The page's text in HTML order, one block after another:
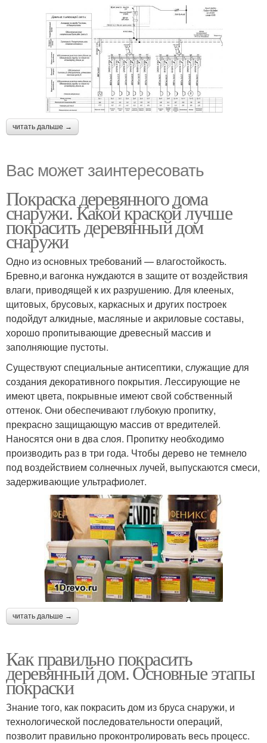
читать дальше →
Вас может заинтересовать
Покраска деревянного дома
снаружи. Какой краской лучше
покрасить деревянный дом
снаружи
Одно из основных требований — влагостойкость.
Бревно,и вагонка нуждаются в защите от воздействия
влаги, приводящей к их разрушению. Для клееных,
щитовых, брусовых, каркасных и других построек
подойдут алкидные, масляные и акриловые составы,
хорошо пропитывающие древесный массив и
заполняющие пустоты.
Существуют специальные антисептики, служащие для
создания декоративного покрытия. Лессирующие не
имеют цвета, покрывные имеют свой собственный
оттенок. Они обеспечивают глубокую пропитку,
прекрасно защищающую массив от вредителей.
Наносятся они в два слоя. Пропитку необходимо
производить раз в три года. Чтобы дерево не темнело
под воздействием солнечных лучей, выпускаются смеси,
задерживающие ультрафиолет.
читать дальше →
Как правильно покрасить
деревянный дом. Основные этапы
покраски
Знание того, как покрасить дом из бруса снаружи, и
технологической последовательности операций,
позволит правильно проконтролировать весь процесс.